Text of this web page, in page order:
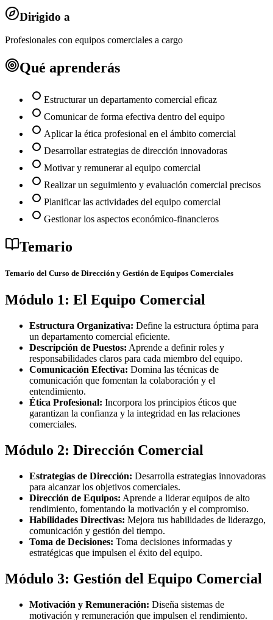
Dirigido a
Profesionales con equipos comerciales a cargo
Qué aprenderás
Estructurar un departamento comercial eficaz
Comunicar de forma efectiva dentro del equipo
Aplicar la ética profesional en el ámbito comercial
Desarrollar estrategias de dirección innovadoras
Motivar y remunerar al equipo comercial
Realizar un seguimiento y evaluación comercial precisos
Planificar las actividades del equipo comercial
Gestionar los aspectos económico-financieros
Temario
Temario del Curso de Dirección y Gestión de Equipos Comerciales
Módulo 1: El Equipo Comercial
Estructura Organizativa: Define la estructura óptima para
un departamento comercial eficiente.
Descripción de Puestos: Aprende a definir roles y
responsabilidades claros para cada miembro del equipo.
Comunicación Efectiva: Domina las técnicas de
comunicación que fomentan la colaboración y el
entendimiento.
Ética Profesional: Incorpora los principios éticos que
garantizan la confianza y la integridad en las relaciones
comerciales.
Módulo 2: Dirección Comercial
Estrategias de Dirección: Desarrolla estrategias innovadoras
para alcanzar los objetivos comerciales.
Dirección de Equipos: Aprende a liderar equipos de alto
rendimiento, fomentando la motivación y el compromiso.
Habilidades Directivas: Mejora tus habilidades de liderazgo,
comunicación y gestión del tiempo.
Toma de Decisiones: Toma decisiones informadas y
estratégicas que impulsen el éxito del equipo.
Módulo 3: Gestión del Equipo Comercial
Motivación y Remuneración: Diseña sistemas de
motivación y remuneración que impulsen el rendimiento.